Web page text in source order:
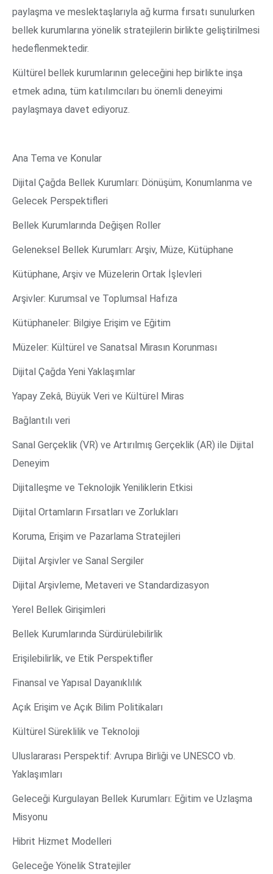
paylaşma ve meslektaşlarıyla ağ kurma fırsatı sunulurken
bellek kurumlarına yönelik stratejilerin birlikte geliştirilmesi
hedeflenmektedir.
Kültürel bellek kurumlarının geleceğini hep birlikte inşa
etmek adına, tüm katılımcıları bu önemli deneyimi
paylaşmaya davet ediyoruz.
Ana Tema ve Konular
Dijital Çağda Bellek Kurumları: Dönüşüm, Konumlanma ve
Gelecek Perspektifleri
Bellek Kurumlarında Değişen Roller
Geleneksel Bellek Kurumları: Arşiv, Müze, Kütüphane
Kütüphane, Arşiv ve Müzelerin Ortak İşlevleri
Arşivler: Kurumsal ve Toplumsal Hafıza
Kütüphaneler: Bilgiye Erişim ve Eğitim
Müzeler: Kültürel ve Sanatsal Mirasın Korunması
Dijital Çağda Yeni Yaklaşımlar
Yapay Zekâ, Büyük Veri ve Kültürel Miras
Bağlantılı veri
Sanal Gerçeklik (VR) ve Artırılmış Gerçeklik (AR) ile Dijital
Deneyim
Dijitalleşme ve Teknolojik Yeniliklerin Etkisi
Dijital Ortamların Fırsatları ve Zorlukları
Koruma, Erişim ve Pazarlama Stratejileri
Dijital Arşivler ve Sanal Sergiler
Dijital Arşivleme, Metaveri ve Standardizasyon
Yerel Bellek Girişimleri
Bellek Kurumlarında Sürdürülebilirlik
Erişilebilirlik, ve Etik Perspektifler
Finansal ve Yapısal Dayanıklılık
Açık Erişim ve Açık Bilim Politikaları
Kültürel Süreklilik ve Teknoloji
Uluslararası Perspektif: Avrupa Birliği ve UNESCO vb.
Yaklaşımları
Geleceği Kurgulayan Bellek Kurumları: Eğitim ve Uzlaşma
Misyonu
Hibrit Hizmet Modelleri
Geleceğe Yönelik Stratejiler